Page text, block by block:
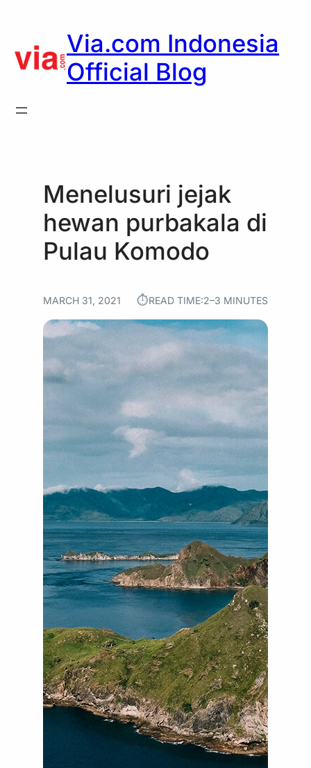
content
Via.com Indonesia
Official Blog
Menelusuri jejak
hewan purbakala di
Pulau Komodo
MARCH 31, 2021 ⏱︎READ TIME:2–3 MINUTES